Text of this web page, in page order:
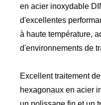
en acier inoxydable
d'excellentes
à haute température,
d'environnements de
Excellent traitement
hexagonaux en acier